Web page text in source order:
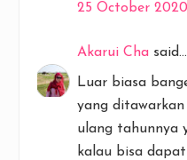
25 October
Akarui Cha said...
Luar biasa
yang
ulang tahunnya
kalau bisa